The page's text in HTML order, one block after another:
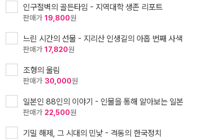
인구절벽의 골든타임 - 지역대학 생존 리포트
판매가 19,800원
느린 시간의 선물 - 지리산 인생길의 아홉 번째 사색
판매가 17,820원
조형의 울림
판매가 30,000원
일본인 88인의 이야기 - 인물을 통해 알아보는 일본
판매가 22,500원
기밀 해제, 그 시대의 민낯 - 격동의 한국정치